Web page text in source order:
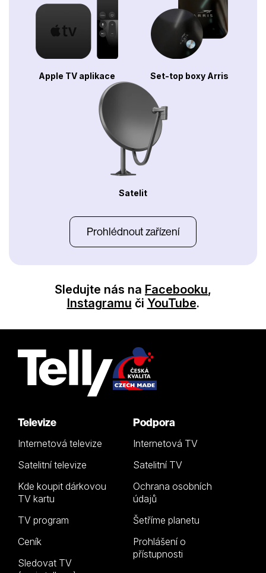
Apple TV aplikace Set-top boxy Arris
Satelit
Prohlédnout zařízení
Sledujte nás na Facebooku,
Instagramu či YouTube.
Televize
Internetová televize
Satelitní televize
Kde koupit dárkovou
TV kartu
TV program
Ceník
Sledovat TV
Podpora
Internetová TV
Satelitní TV
Ochrana osobních
údajů
Šetříme planetu
Prohlášení o
přístupnosti